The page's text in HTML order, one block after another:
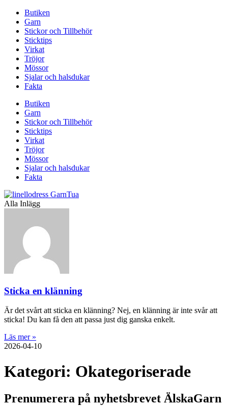
Butiken
Garn
Stickor och Tillbehör
Sticktips
Virkat
Tröjor
Mössor
Sjalar och halsdukar
Fakta
Butiken
Garn
Stickor och Tillbehör
Sticktips
Virkat
Tröjor
Mössor
Sjalar och halsdukar
Fakta
Alla Inlägg
Sticka en klänning
Är det svårt att sticka en klänning? Nej, en klänning är inte svår att
sticka! Du kan få den att passa just dig ganska enkelt.
Läs mer »
2026-04-10
Kategori: Okategoriserade
Prenumerera på nyhetsbrevet ÄlskaGarn